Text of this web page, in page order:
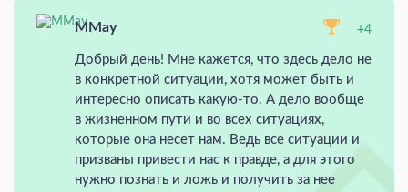
MMay +4
Добрый день! Мне кажется, что здесь дело не
в конкретной ситуации, хотя может быть и
интересно описать какую-то. А дело вообще
в жизненном пути и во всех ситуациях,
которые она несет нам. Ведь все ситуации и
призваны привести нас к правде, а для этого
нужно познать и ложь и получить за нее